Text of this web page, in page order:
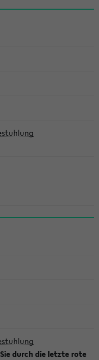
durch die letzte rote